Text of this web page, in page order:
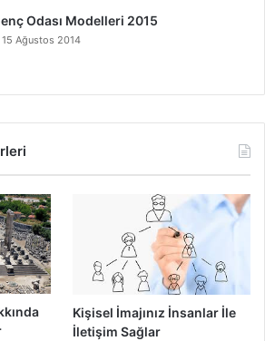
Odası Modelleri 2015
15 Ağustos 2014
Kişisel İmajınız İnsanlar İle
İletişim Sağlar